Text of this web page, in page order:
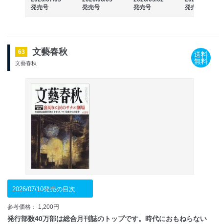
発売号
発売号
発売号
発売号
63 文藝春秋
文藝春秋
送料
無料
2026/07/10発売の目次
参考価格： 1,200円
発行部数40万部は総合月刊誌のトップです。時代におもねらない